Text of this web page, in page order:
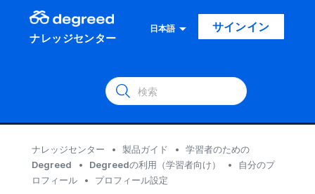
ナレッジセンター
日本語 サインイン
ナレッジセンター 製品ガイド
学習者のための
Degreed
Degreedの利用（学習者向け）
自分のプ
ロフィール
プロフィール設定